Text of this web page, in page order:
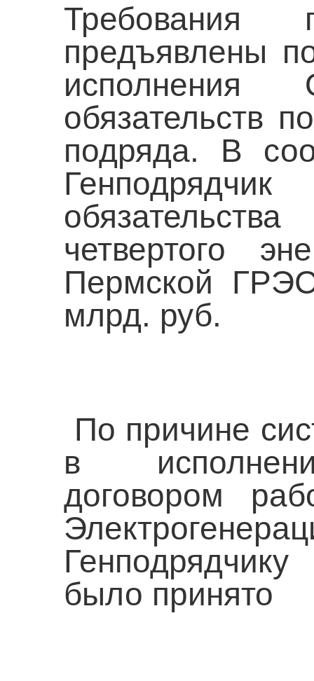
предъявлены
обязательств
подряда. В
четвертого
Пермской
млрд. руб.
По причине
в
договором
было принято